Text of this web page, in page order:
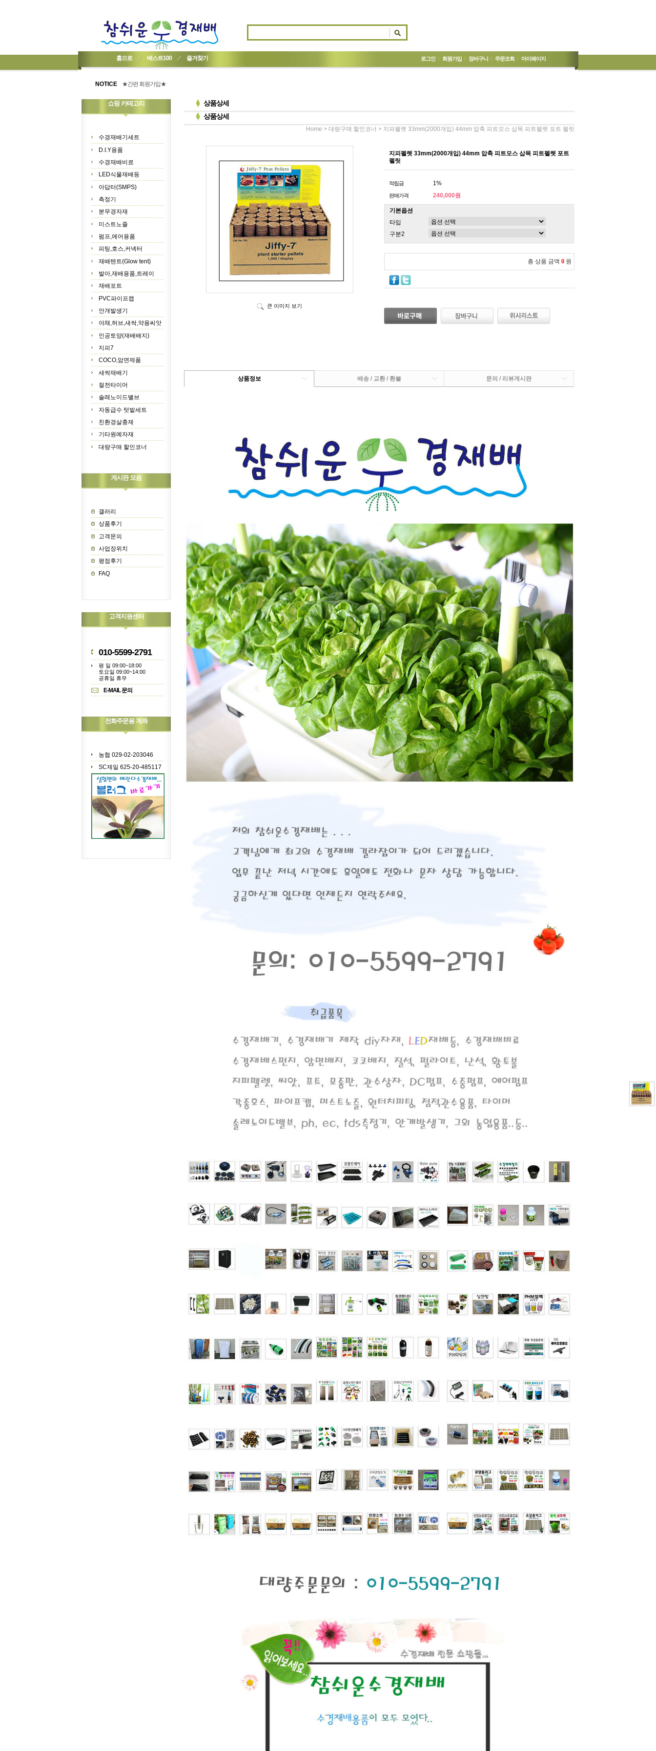
홈으로 베스트100 즐겨찾기 로그인 회원가입 장바구니 주문조회 마이페이지
NOTICE
★기업회원가입 방법..
★간편 회원가입★
쇼핑 카테고리
수경재배기세트
D.I.Y용품
수경재배비료
LED식물재배등
아답터(SMPS)
측정기
분무경자재
미스트노즐
펌프,에어용품
피팅,호스,커넥터
재배텐트(Glow tent)
발아,재배용품,트레이
재배포트
PVC파이프캡
안개발생기
야채,허브,새싹,약용씨앗
인공토양(재배배지)
지피7
COCO,암면제품
새싹재배기
절전타이머
솔레노이드밸브
자동급수 텃밭세트
친환경살충제
기타원예자재
대량구매 할인코너
게시판 모음
갤러리
상품후기
고객문의
사업장위치
평점후기
FAQ
고객지원센터
010-5599-2791
평 일 09:00~18:00
토요일 09:00~14:00
공휴일 휴무
E-MAIL 문의
전화주문용 계좌
농협 029-02-203046
SC제일 625-20-485117
상품상세
상품상세
Home > 대량구매 할인코너 > 지피펠렛 33mm(2000개입) 44mm 압축 피트모스 삽목 피트펠렛 포트 펠릿
큰 이미지 보기
지피펠렛 33mm(2000개입) 44mm 압축 피트모스 삽목 피트펠렛 포트
펠릿
적립금 1%
판매가격 240,000원
기본옵션
타입
구분2
총 상품 금액 0 원
상품정보 배송 / 교환 / 환불 문의 / 리뷰게시판